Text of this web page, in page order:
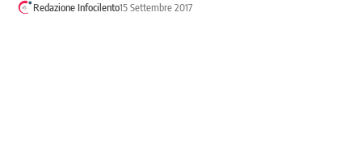
Redazione Infocilento15 Settembre 2017